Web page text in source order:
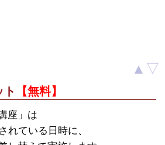
▲ ▽
【無料】
座」は
れている日時に、